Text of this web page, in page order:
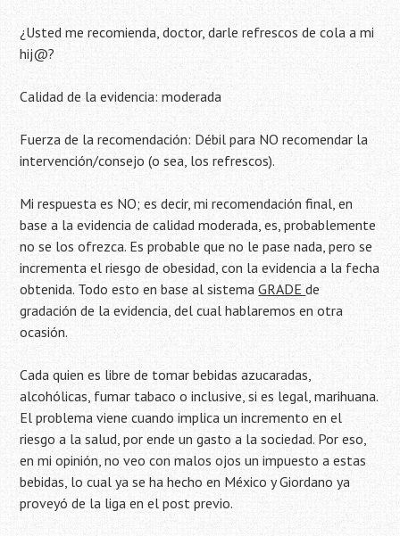
¿Usted me recomienda, doctor, darle refrescos de cola a mi
hij@?
Calidad de la evidencia: moderada
Fuerza de la recomendación: Débil para NO recomendar la
intervención/consejo (o sea, los refrescos).
Mi respuesta es NO; es decir, mi recomendación final, en
base a la evidencia de calidad moderada, es, probablemente
no se los ofrezca. Es probable que no le pase nada, pero se
incrementa el riesgo de obesidad, con la evidencia a la fecha
obtenida. Todo esto en base al sistemaGRADEde
gradación de la evidencia, del cual hablaremos en otra
ocasión.
Cada quien es libre de tomar bebidas azucaradas,
alcohólicas, fumar tabaco o inclusive, si es legal, marihuana.
El problema viene cuando implica un incremento en el
riesgo a la salud, por ende un gasto a la sociedad. Por eso,
en mi opinión, no veo con malos ojos un impuesto a estas
bebidas, lo cual ya se ha hecho en México y Giordano ya
proveyó de la liga en el post previo.